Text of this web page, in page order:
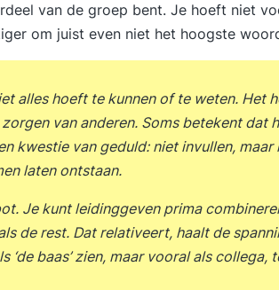
van de groep bent. Je hoeft niet
om juist even niet het hoogste
alles hoeft te kunnen of te weten. Het
van anderen. Soms betekent dat
kwestie van geduld: niet invullen, maar
laten ontstaan.
Je kunt leidinggeven prima
de rest. Dat relativeert, haalt de
‘de baas’ zien, maar vooral als collega,